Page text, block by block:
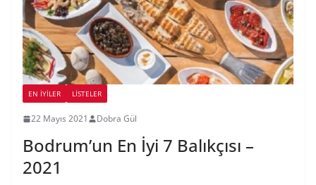
EN İYILER LİSTELER
22 Mayıs 2021 Dobra Gül
Bodrum’un En İyi 7 Balıkçısı –
2021